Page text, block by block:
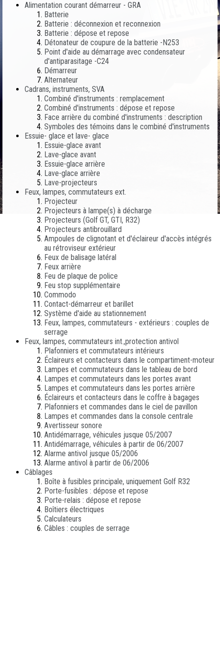
Alimentation courant démarreur - GRA
Batterie
Batterie : déconnexion et reconnexion
Batterie : dépose et repose
Détonateur de coupure de la batterie -N253
Point d'aide au démarrage avec condensateur
d'antiparasitage -C24
Démarreur
Alternateur
Cadrans, instruments, SVA
Combiné d'instruments : remplacement
Combiné d'instruments : dépose et repose
Face arrière du combiné d'instruments : description
Symboles des témoins dans le combiné d'instruments
Essuie- glace et lave- glace
Essuie-glace avant
Lave-glace avant
Essuie-glace arrière
Lave-glace arrière
Lave-projecteurs
Feux, lampes, commutateurs ext.
Projecteur
Projecteurs à lampe(s) à décharge
Projecteurs (Golf GT, GTI, R32)
Projecteurs antibrouillard
Ampoules de clignotant et d'éclaireur d'accès intégrés
au rétroviseur extérieur
Feux de balisage latéral
Feux arrière
Feu de plaque de police
Feu stop supplémentaire
Commodo
Contact-démarreur et barillet
Système d'aide au stationnement
Feux, lampes, commutateurs - extérieurs : couples de
serrage
Feux, lampes, commutateurs int.,protection antivol
Plafonniers et commutateurs intérieurs
Éclaireurs et contacteurs dans le compartiment-moteur
Lampes et commutateurs dans le tableau de bord
Lampes et commutateurs dans les portes avant
Lampes et commutateurs dans les portes arrière
Éclaireurs et contacteurs dans le coffre à bagages
Plafonniers et commandes dans le ciel de pavillon
Lampes et commandes dans la console centrale
Avertisseur sonore
Antidémarrage, véhicules jusque 05/2007
Antidémarrage, véhicules à partir de 06/2007
Alarme antivol jusque 05/2006
Alarme antivol à partir de 06/2006
Câblages
Boîte à fusibles principale, uniquement Golf R32
Porte-fusibles : dépose et repose
Porte-relais : dépose et repose
Boîtiers électriques
Calculateurs
Câbles : couples de serrage